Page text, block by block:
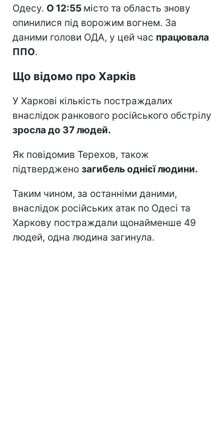
Одесу. О 12:55 місто та область знову
опинилися під ворожим вогнем. За
даними голови ОДА, у цей час працювала
ППО.
Що відомо про Харків
У Харкові кількість постраждалих
внаслідок ранкового російського обстрілу
зросла до 37 людей.
Як повідомив Терехов, також
підтверджено загибель однієї людини.
Таким чином, за останніми даними,
внаслідок російських атак по Одесі та
Харкову постраждали щонайменше 49
людей, одна людина загинула.